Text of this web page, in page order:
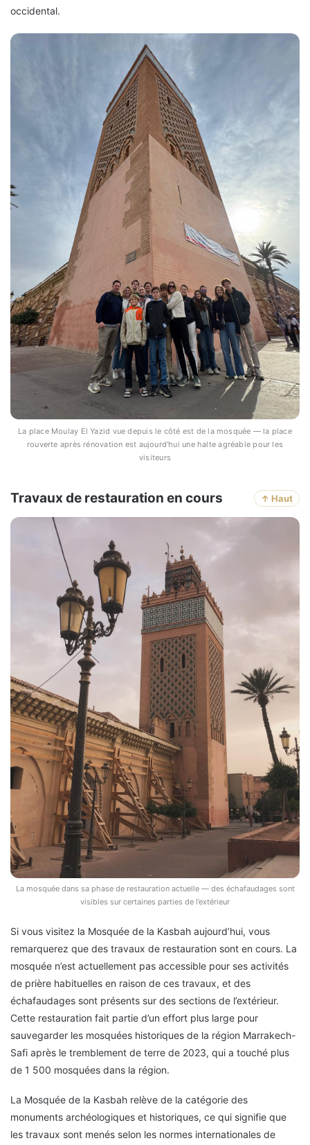
occidental.
La place Moulay El Yazid vue depuis le côté est de la mosquée — la place
rouverte après rénovation est aujourd’hui une halte agréable pour les
visiteurs
Travaux de restauration en cours ↑ Haut
La mosquée dans sa phase de restauration actuelle — des échafaudages sont
visibles sur certaines parties de l’extérieur
Si vous visitez la Mosquée de la Kasbah aujourd’hui, vous
remarquerez que des travaux de restauration sont en cours. La
mosquée n’est actuellement pas accessible pour ses activités
de prière habituelles en raison de ces travaux, et des
échafaudages sont présents sur des sections de l’extérieur.
Cette restauration fait partie d’un effort plus large pour
sauvegarder les mosquées historiques de la région Marrakech-
Safi après le tremblement de terre de 2023, qui a touché plus
de 1 500 mosquées dans la région.
La Mosquée de la Kasbah relève de la catégorie des
monuments archéologiques et historiques, ce qui signifie que
les travaux sont menés selon les normes internationales de